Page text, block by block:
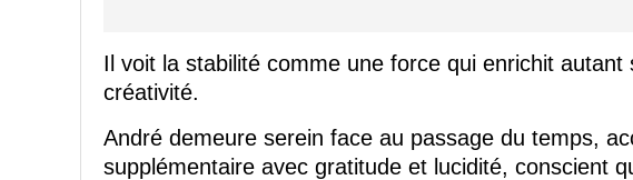
Il voit la stabilité comme une force qui enrichit
créativité.
André demeure serein face au passage du temps,
supplémentaire avec gratitude et lucidité, conscient